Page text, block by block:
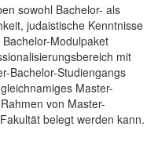
sowohl Bachelor- als
judaistische Kenntnisse
Modulpaket
mit
Bachelor-Studiengangs
Master-
von Master-
belegt werden kann.